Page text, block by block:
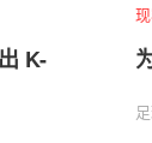
K-